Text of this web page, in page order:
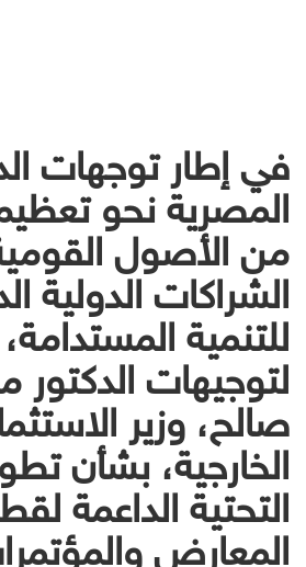
في إطار توجهات
المصرية نحو
من الأصول
الشراكات الدولية
للتنمية
لتوجيهات الدكتور
صالح، وزير
الخارجية، بشأن
التحتية الداعمة
المعارض